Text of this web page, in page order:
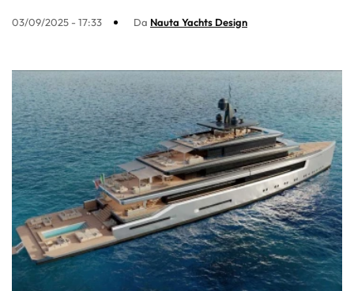
03/09/2025 - 17:33 Da Nauta Yachts Design